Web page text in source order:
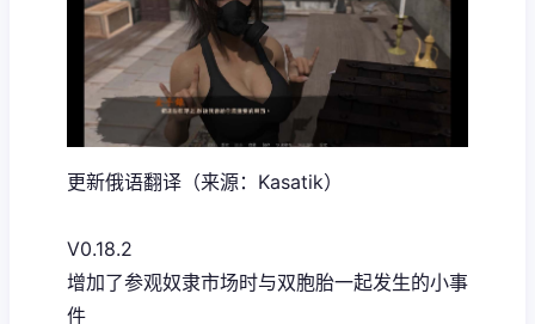
更新俄语翻译（来源：Kasatik）
V0.18.2
增加了参观奴隶市场时与双胞胎一起发生的小事
件